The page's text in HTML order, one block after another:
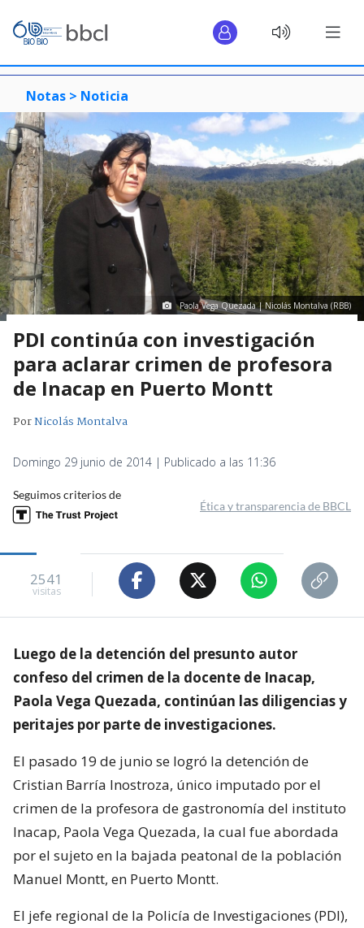
Notas > Noticia
Paola Vega Quezada | Nicolás Montalva (RBB)
PDI continúa con investigación
para aclarar crimen de profesora
de Inacap en Puerto Montt
PorNicolás Montalva
Domingo 29 junio de 2014 | Publicado a las 11:36
Seguimos criterios de
Ética y transparencia de BBCL
2541
visitas
Luego de la detención del presunto autor
confeso del crimen de la docente de Inacap,
Paola Vega Quezada, continúan las diligencias y
peritajes por parte de investigaciones.
El pasado 19 de junio se logró la detención de
Cristian Barría Inostroza, único imputado por el
crimen de la profesora de gastronomía del instituto
Inacap, Paola Vega Quezada, la cual fue abordada
por el sujeto en la bajada peatonal de la población
Manuel Montt, en Puerto Montt.
El jefe regional de la Policía de Investigaciones (PDI),